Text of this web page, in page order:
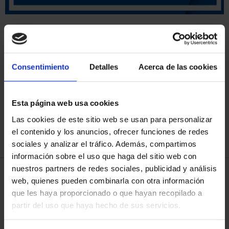
Consentimiento Detalles Acerca de las cookies
Esta página web usa cookies
Las cookies de este sitio web se usan para personalizar
el contenido y los anuncios, ofrecer funciones de redes
sociales y analizar el tráfico. Además, compartimos
información sobre el uso que haga del sitio web con
nuestros partners de redes sociales, publicidad y análisis
web, quienes pueden combinarla con otra información
que les haya proporcionado o que hayan recopilado a
partir del uso que haya hecho de sus servicios.
Has buscado "pard"
ORDENAR POR:
REFINAR
3 Productos encontrados